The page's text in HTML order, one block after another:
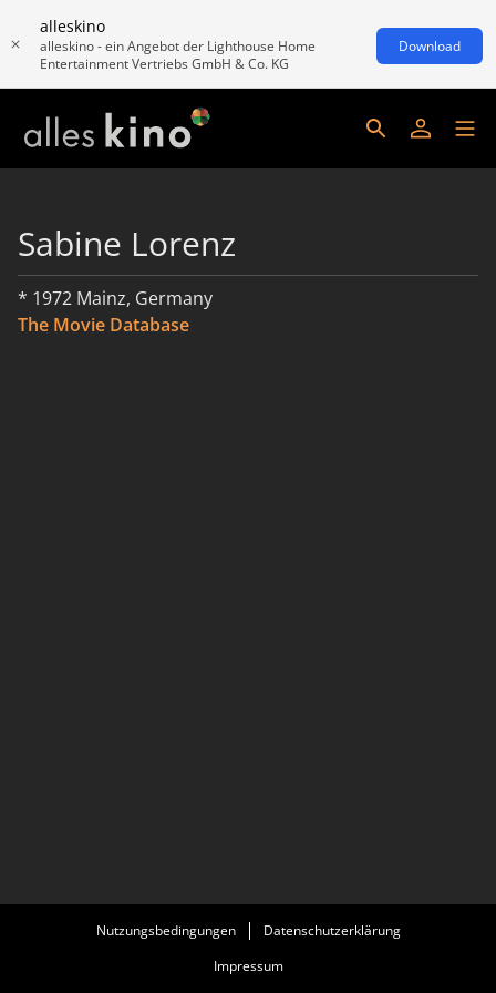
alleskino
alleskino - ein Angebot der Lighthouse Home
Entertainment Vertriebs GmbH & Co. KG
Download
Sabine Lorenz
* 1972 Mainz, Germany
The Movie Database
Nutzungsbedingungen
Datenschutzerklärung
Impressum